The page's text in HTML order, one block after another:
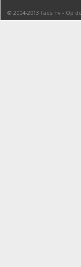
© 2004-2013 Faes nv - Op